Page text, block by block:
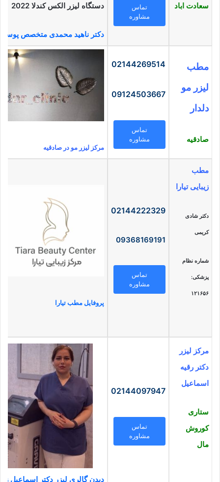
سعادت اباد
تماس
مشاوره
دستگاه لیزر الکس کندلا 2022
دکتر ناهید محمدی متخصص
مطب
لیزر مو
دلدار
صادقیه
02144269514
09124503667
تماس
مشاوره
مرکز لیزر مو در صادقیه
مطب
زیبایی تیارا
دکتر شادی
کریمی
شماره نظام
پزشکی:
۱۲۱۶۵۶
02144222329
09368169191
تماس
مشاوره
پروفایل مطب تیارا
مرکز لیزر
دکتر رقیه
اسماعیل
ستاری
کوروش
مال
02144097947
تماس
مشاوره
دیدن گالری لیزر دکتر اسماعیل